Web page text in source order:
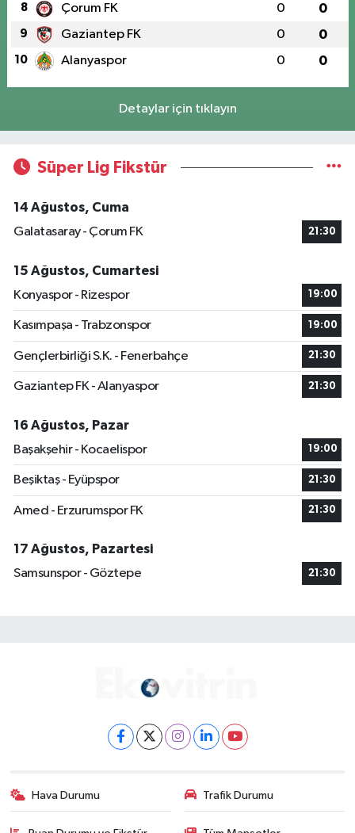
8 Çorum FK 0 0
9 Gaziantep FK 0 0
10 Alanyaspor 0 0
Detaylar için tıklayın
Süper Lig Fikstür
14 Ağustos, Cuma
Galatasaray - Çorum FK
21:30
15 Ağustos, Cumartesi
Konyaspor - Rizespor
19:00
Kasımpaşa - Trabzonspor 19:00
Gençlerbirliği S.K. - Fenerbahçe 21:30
Gaziantep FK - Alanyaspor 21:30
16 Ağustos, Pazar
Başakşehir - Kocaelispor
19:00
Beşiktaş - Eyüpspor 21:30
Amed - Erzurumspor FK 21:30
17 Ağustos, Pazartesi
Samsunspor - Göztepe
21:30
Hava Durumu Trafik Durumu